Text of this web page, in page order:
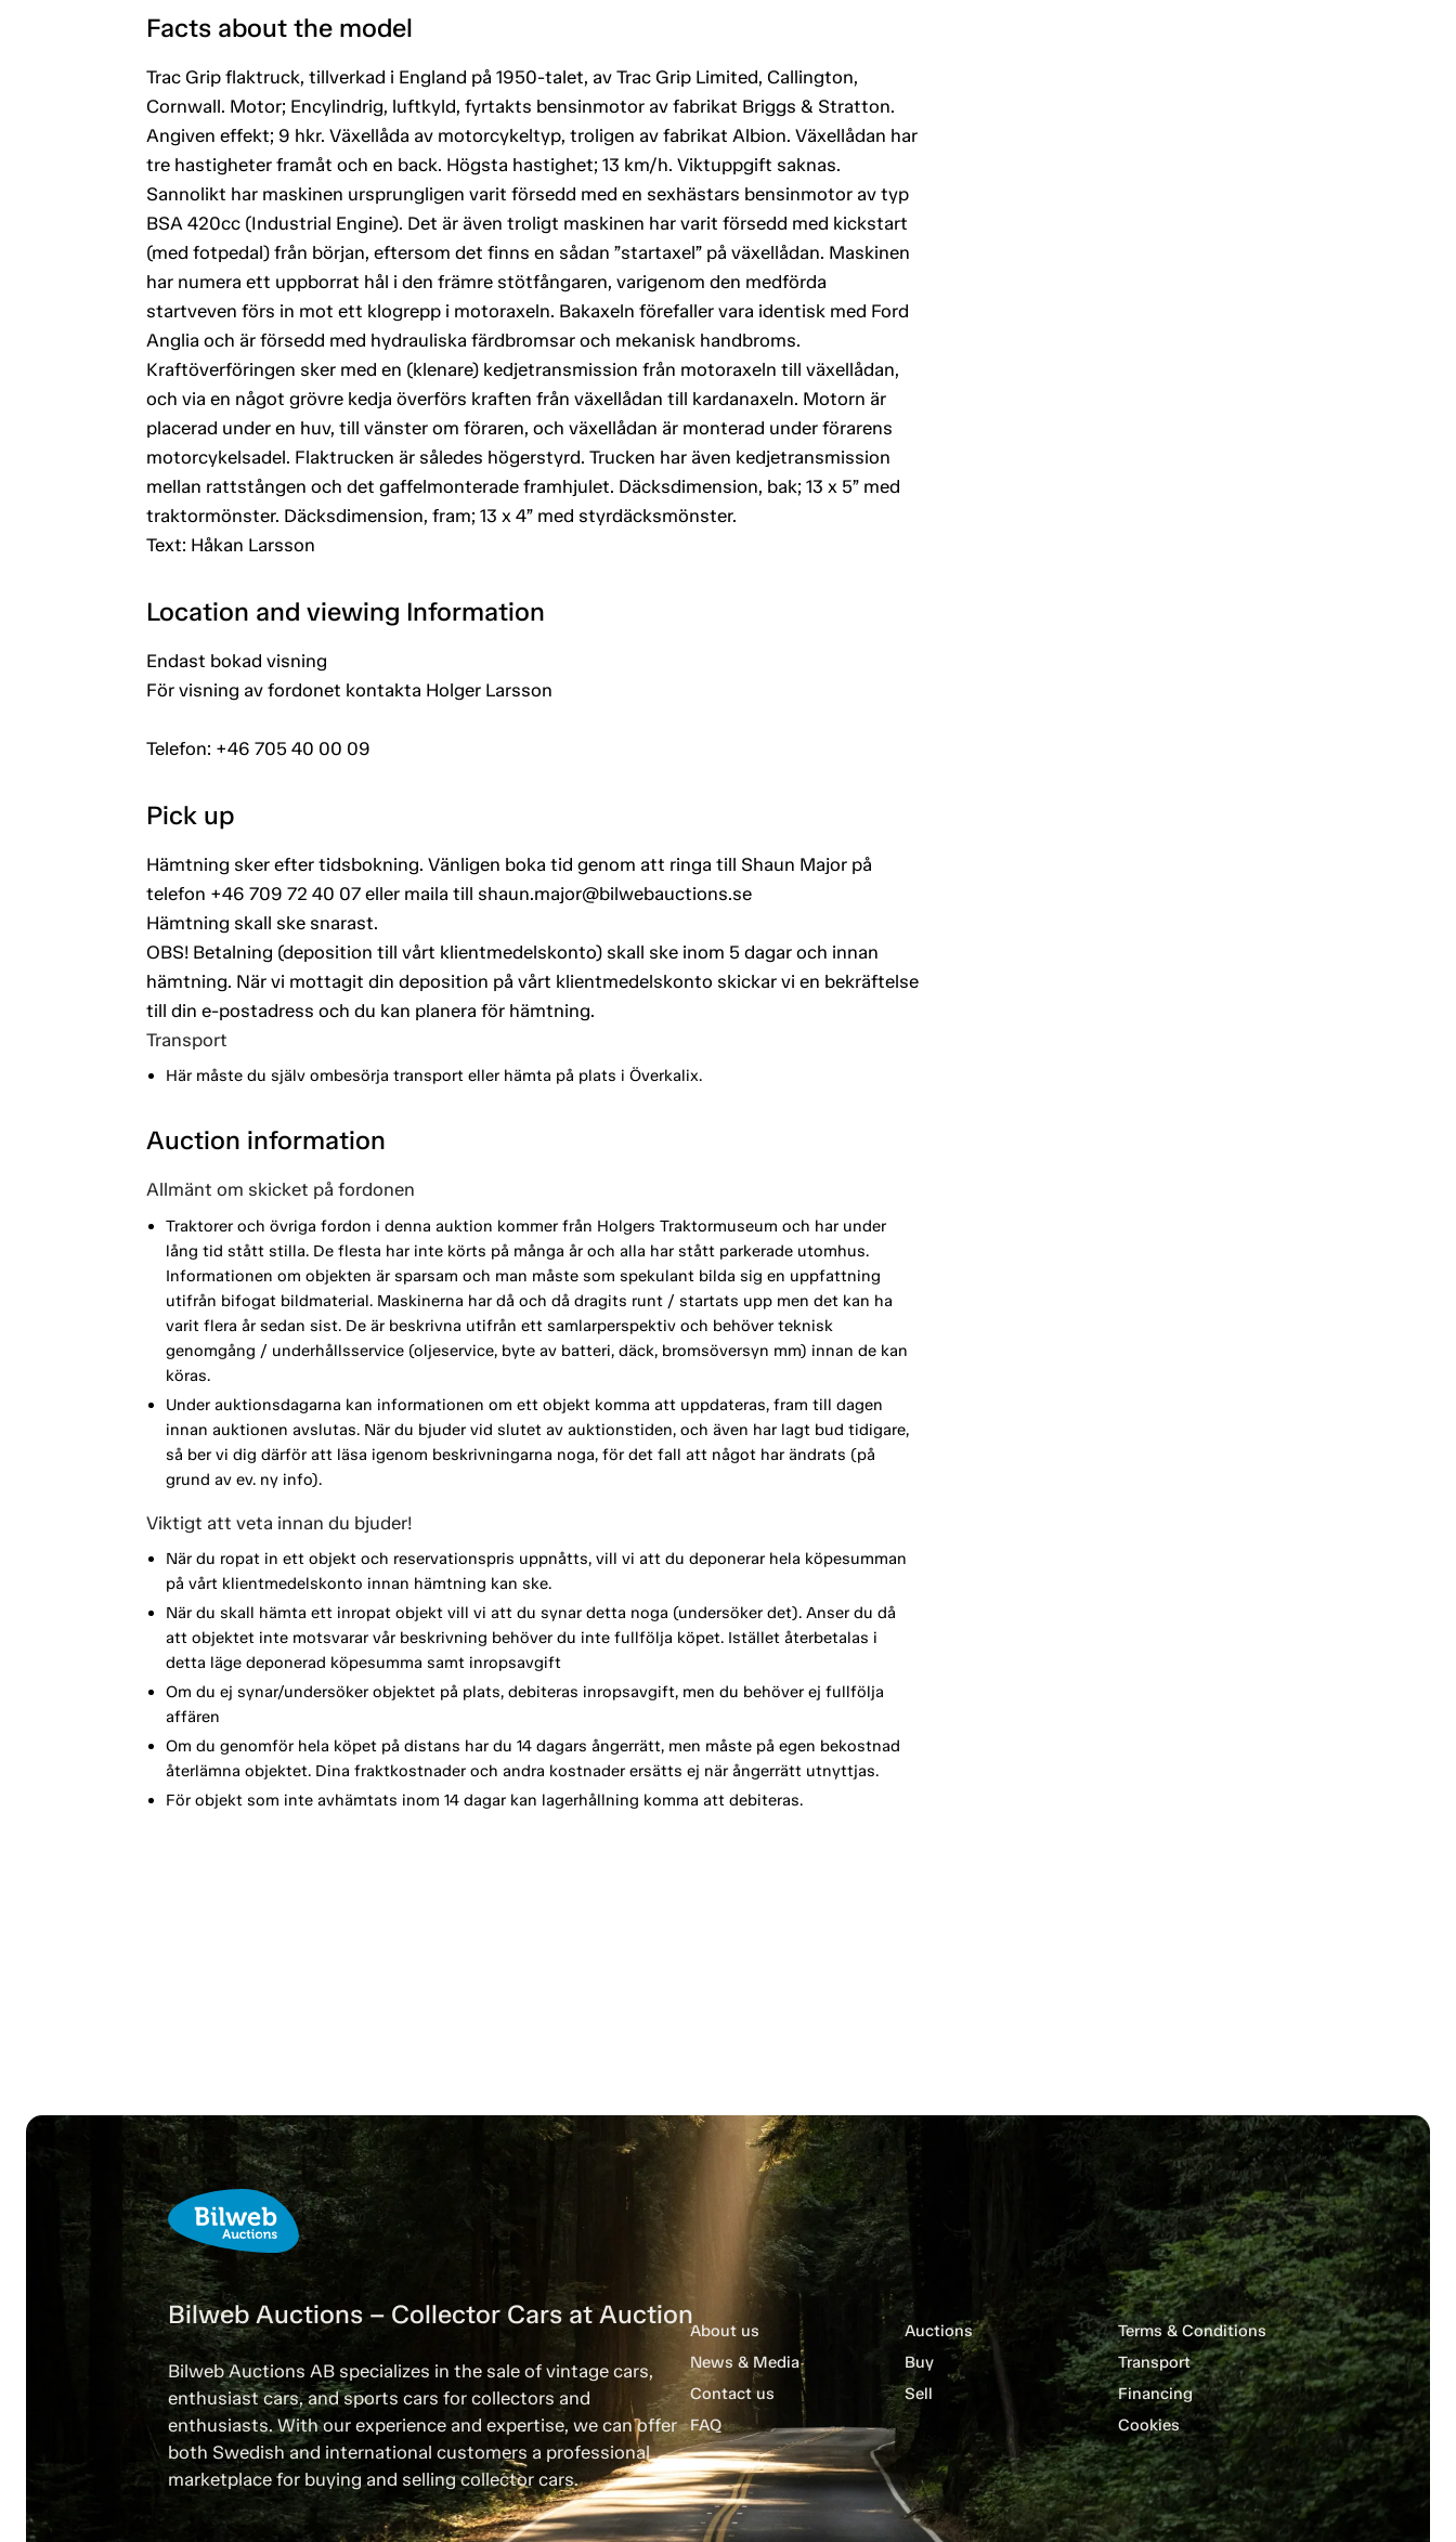
Facts about the model
Trac Grip flaktruck, tillverkad i England på 1950-talet, av Trac Grip Limited, Callington,
Cornwall. Motor; Encylindrig, luftkyld, fyrtakts bensinmotor av fabrikat Briggs & Stratton.
Angiven effekt; 9 hkr. Växellåda av motorcykeltyp, troligen av fabrikat Albion. Växellådan har
tre hastigheter framåt och en back. Högsta hastighet; 13 km/h. Viktuppgift saknas.
Sannolikt har maskinen ursprungligen varit försedd med en sexhästars bensinmotor av typ
BSA 420cc (Industrial Engine). Det är även troligt maskinen har varit försedd med kickstart
(med fotpedal) från början, eftersom det finns en sådan ”startaxel” på växellådan. Maskinen
har numera ett uppborrat hål i den främre stötfångaren, varigenom den medförda
startveven förs in mot ett klogrepp i motoraxeln. Bakaxeln förefaller vara identisk med Ford
Anglia och är försedd med hydrauliska färdbromsar och mekanisk handbroms.
Kraftöverföringen sker med en (klenare) kedjetransmission från motoraxeln till växellådan,
och via en något grövre kedja överförs kraften från växellådan till kardanaxeln. Motorn är
placerad under en huv, till vänster om föraren, och växellådan är monterad under förarens
motorcykelsadel. Flaktrucken är således högerstyrd. Trucken har även kedjetransmission
mellan rattstången och det gaffelmonterade framhjulet. Däcksdimension, bak; 13 x 5” med
traktormönster. Däcksdimension, fram; 13 x 4” med styrdäcksmönster.
Text: Håkan Larsson
Location and viewing Information
Endast bokad visning
För visning av fordonet kontakta Holger Larsson
Telefon: +46 705 40 00 09
Pick up
Hämtning sker efter tidsbokning. Vänligen boka tid genom att ringa till Shaun Major på
telefon +46 709 72 40 07 eller maila till shaun.major@bilwebauctions.se
Hämtning skall ske snarast.
OBS! Betalning (deposition till vårt klientmedelskonto) skall ske inom 5 dagar och innan
hämtning. När vi mottagit din deposition på vårt klientmedelskonto skickar vi en bekräftelse
till din e-postadress och du kan planera för hämtning.
Transport
Här måste du själv ombesörja transport eller hämta på plats i Överkalix.
Auction information
Allmänt om skicket på fordonen
Traktorer och övriga fordon i denna auktion kommer från Holgers Traktormuseum och har under
lång tid stått stilla. De flesta har inte körts på många år och alla har stått parkerade utomhus.
Informationen om objekten är sparsam och man måste som spekulant bilda sig en uppfattning
utifrån bifogat bildmaterial. Maskinerna har då och då dragits runt / startats upp men det kan ha
varit flera år sedan sist. De är beskrivna utifrån ett samlarperspektiv och behöver teknisk
genomgång / underhållsservice (oljeservice, byte av batteri, däck, bromsöversyn mm) innan de kan
köras.
Under auktionsdagarna kan informationen om ett objekt komma att uppdateras, fram till dagen
innan auktionen avslutas. När du bjuder vid slutet av auktionstiden, och även har lagt bud tidigare,
så ber vi dig därför att läsa igenom beskrivningarna noga, för det fall att något har ändrats (på
grund av ev. ny info).
Viktigt att veta innan du bjuder!
När du ropat in ett objekt och reservationspris uppnåtts, vill vi att du deponerar hela köpesumman
på vårt klientmedelskonto innan hämtning kan ske.
När du skall hämta ett inropat objekt vill vi att du synar detta noga (undersöker det). Anser du då
att objektet inte motsvarar vår beskrivning behöver du inte fullfölja köpet. Istället återbetalas i
detta läge deponerad köpesumma samt inropsavgift
Om du ej synar/undersöker objektet på plats, debiteras inropsavgift, men du behöver ej fullfölja
affären
Om du genomför hela köpet på distans har du 14 dagars ångerrätt, men måste på egen bekostnad
återlämna objektet. Dina fraktkostnader och andra kostnader ersätts ej när ångerrätt utnyttjas.
För objekt som inte avhämtats inom 14 dagar kan lagerhållning komma att debiteras.
Bilweb Auctions – Collector Cars at Auction
Bilweb Auctions AB specializes in the sale of vintage cars,
enthusiast cars, and sports cars for collectors and
enthusiasts. With our experience and expertise, we can offer
both Swedish and international customers a professional
marketplace for buying and selling collector cars.
About us
News & Media
Contact us
FAQ
Auctions
Buy
Sell
Terms & Conditions
Transport
Financing
Cookies